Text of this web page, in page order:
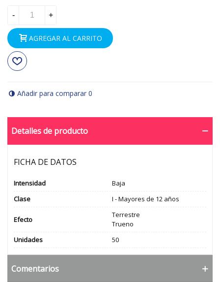
- +
AGREGAR AL CARRITO
Añadir para comparar 0
Detalles de producto
FICHA DE DATOS
Intensidad
Baja
Clase
I - Mayores de 12 años
Efecto
Terrestre
Trueno
Unidades
50
Comentarios